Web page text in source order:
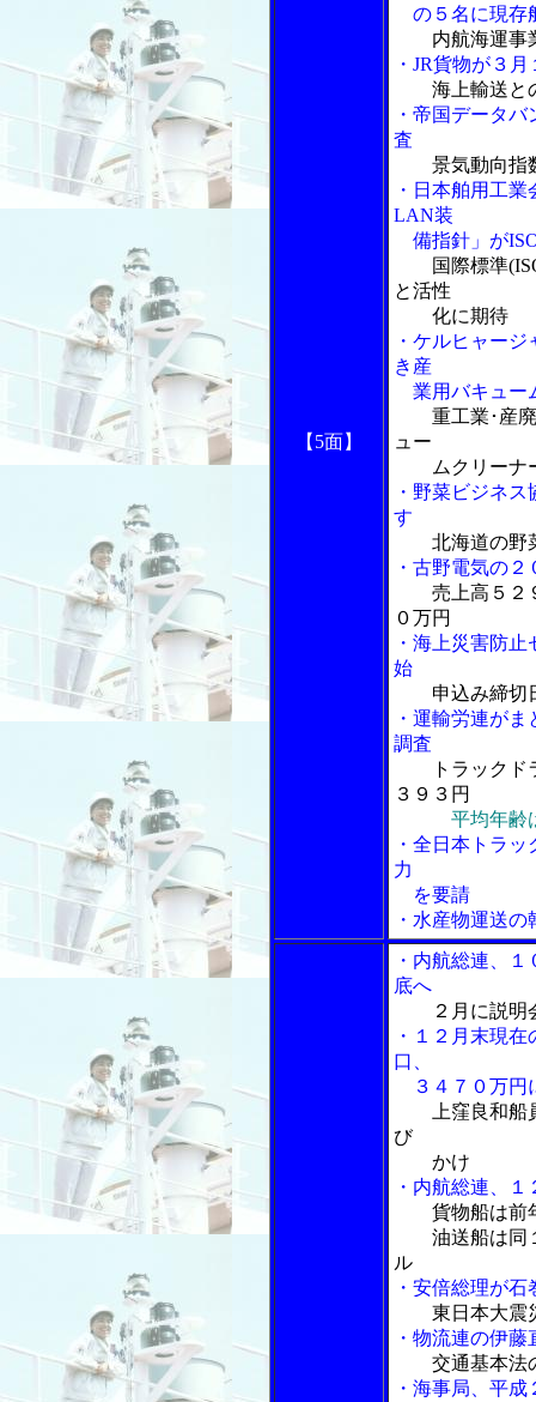
【5面】
の５名に現存
内航海運事
・JR貨物が３
海上輸送と
・帝国データ
査
景気動向指
・日本舶用工
LAN装
備指針」が
国際標準
と活性
化に期待
・ケルヒャー
き産
業用バキュー
重工業･産
ュー
ムクリーナ
・野菜ビジネ
す
北海道の野
・古野電気の
売上高５２
０万円
・海上災害防
始
申込み締切
・運輸労連が
調査
トラック
３９３円
平均年齢
・全日本トラ
力
を要請
・水産物運送
・内航総連、
底へ
２月に説明
・１２月末現
口、
３４７０万円
上窪良和
び
かけ
・内航総連、
貨物船は前
油送船は同１
ル
・安倍総理が
東日本大震
・物流連の伊
交通基本法
・海事局、平